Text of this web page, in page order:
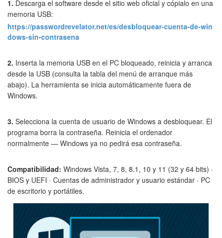
1. Descarga el software desde el sitio web oficial y cópialo en una
memoria USB:
https://passwordrevelator.net/es/desbloquear-cuenta-de-win
dows-sin-contrasena
2. Inserta la memoria USB en el PC bloqueado, reinicia y arranca
desde la USB (consulta la tabla del menú de arranque más
abajo). La herramienta se inicia automáticamente fuera de
Windows.
3. Selecciona la cuenta de usuario de Windows a desbloquear. El
programa borra la contraseña. Reinicia el ordenador
normalmente — Windows ya no pedirá esa contraseña.
Compatibilidad: Windows Vista, 7, 8, 8.1, 10 y 11 (32 y 64 bits) ·
BIOS y UEFI · Cuentas de administrador y usuario estándar · PC
de escritorio y portátiles.